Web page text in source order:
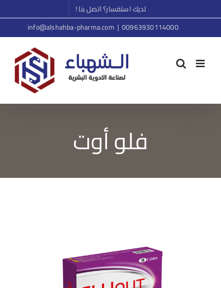
to
content
لديك استفسار؟ اتصل بنا !
00963930114000
|
info@alshahba-pharma.com
فلو أوت